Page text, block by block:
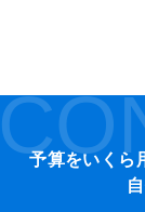
予算をいくら